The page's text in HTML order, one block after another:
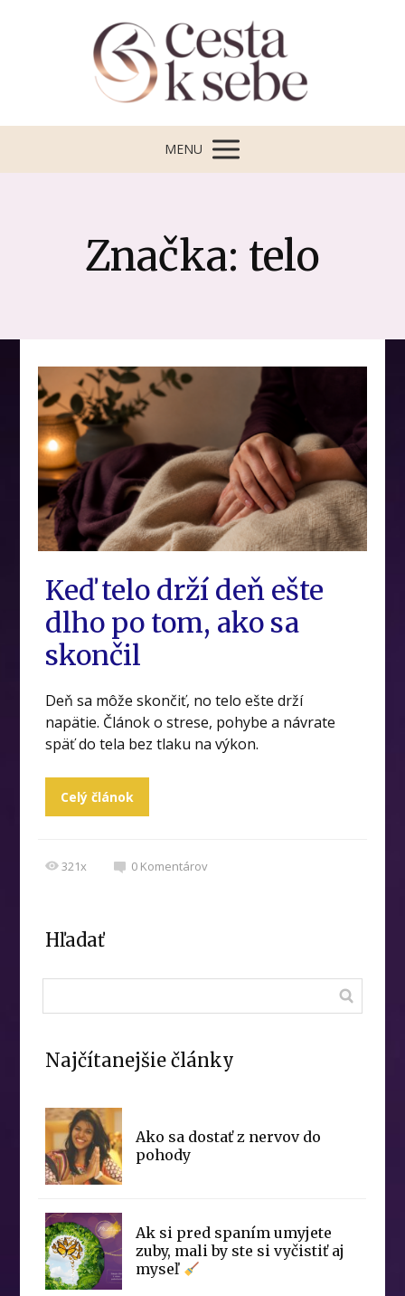
MENU
Značka: telo
Keď telo drží deň ešte
dlho po tom, ako sa
skončil
Deň sa môže skončiť, no telo ešte drží
napätie. Článok o strese, pohybe a návrate
späť do tela bez tlaku na výkon.
Celý článok
321x 0 Komentárov
Hľadať
Najčítanejšie články
Ako sa dostať z nervov do
pohody
Ak si pred spaním umyjete
zuby, mali by ste si vyčistiť aj
myseľ